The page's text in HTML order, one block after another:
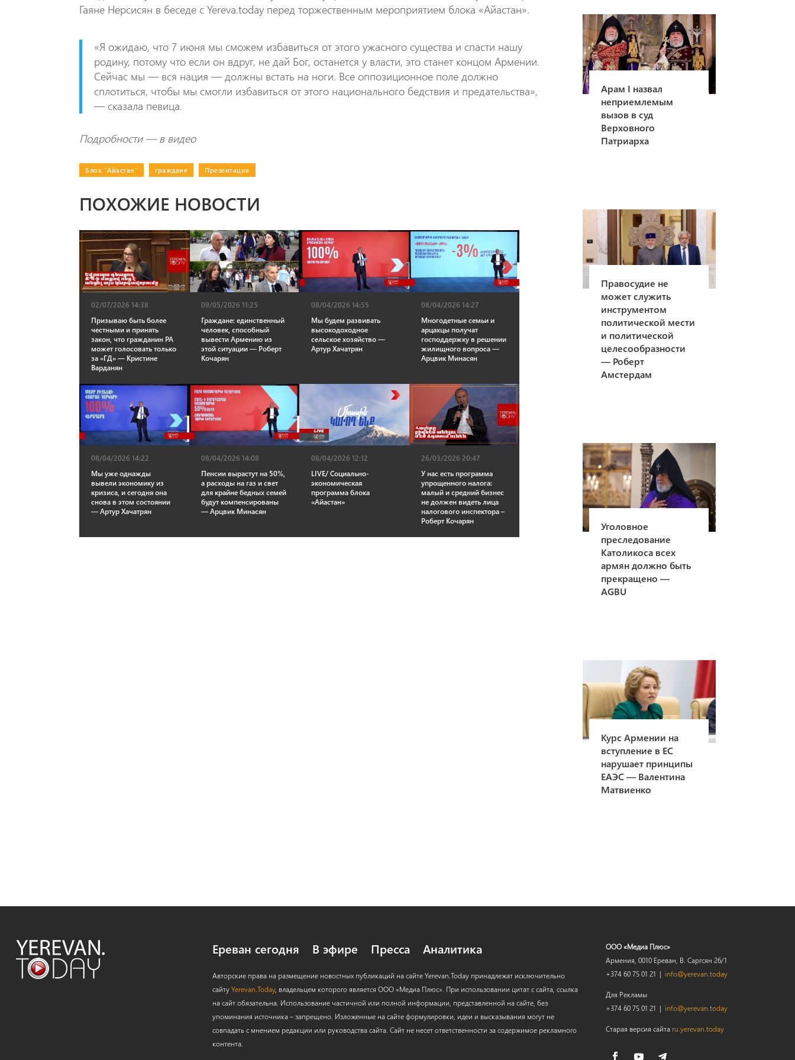
Гаяне Нерсисян в беседе с Yereva.today перед торжественным мероприятием блока «Айастан».
​«Я ожидаю, что 7 июня мы сможем избавиться от этого ужасного существа и спасти нашу
родину, потому что если он вдруг, не дай Бог, останется у власти, это станет концом Армении.
Сейчас мы — вся нация — должны встать на ноги. Все оппозиционное поле должно
сплотиться, чтобы мы смогли избавиться от этого национального бедствия и предательства»,
— сказала певица.
Подробности — в видео
Блок "Айастан" граждане Презентация
ПОХОЖИЕ НОВОСТИ
02/07/2026 14:38
Призываю быть более
честными и принять
закон, что гражданин РА
может голосовать только
за «ГД» — Кристине
Варданян
09/05/2026 11:25
Граждане: единственный
человек, способный
вывести Армению из
этой ситуации — Роберт
Кочарян
08/04/2026 14:55
Мы будем развивать
высокодоходное
сельское хозяйство —
Артур Хачатрян
08/04/2026 14:27
Многодетные семьи и
арцахцы получат
господдержку в решении
жилищного вопроса —
Арцвик Минасян
08/04/2026 14:22
Мы уже однажды
вывели экономику из
кризиса, и сегодня она
снова в этом состоянии
— Артур Хачатрян
08/04/2026 14:08
Пенсии вырастут на 50%,
а расходы на газ и свет
для крайне бедных семей
будут компенсированы
— Арцвик Минасян
08/04/2026 12:12
LIVE/ Социально-
экономическая
программа блока
«Айастан»
26/03/2026 20:47
У нас есть программа
упрощенного налога:
малый и средний бизнес
не должен видеть лица
налогового инспектора –
Роберт Кочарян
Арам I назвал
неприемлемым
вызов в суд
Верховного
Патриарха
Правосудие не
может служить
инструментом
политической мести
и политической
целесообразности
— Роберт
Амстердам
Уголовное
преследование
Католикоса всех
армян должно быть
прекращено —
AGBU
Курс Армении на
вступление в ЕС
нарушает принципы
ЕАЭС — Валентина
Матвиенко
Ереван сегодня В эфире Пресса Аналитика
Авторские права на размещение новостных публикаций на сайте Yerevan.Today принадлежат исключительно
сайтуYerevan.Today, владельцем которого является ООО «Медиа Плюс». При использовании цитат с сайта, ссылка
на сайт обязательна. Использование частичной или полной информации, представленной на сайте, без
упоминания источника – запрещено. Изложенные на сайте формулировки, идеи и высказывания могут не
совпадать с мнением редакции или руководства сайта. Сайт не несет ответственности за содержимое рекламного
контента.
ООО «Медиа Плюс»
Армения, 0010 Ереван, В. Саргсян 26/1
+374 60 75 01 21 | info@yerevan.today
Для Рекламы
+374 60 75 01 21 | info@yerevan.today
Старая версия сайта ru.yerevan.today